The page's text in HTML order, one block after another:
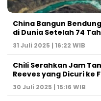
China Bangun
di Dunia Setelah 74
31 Juli 2025 | 16:22 WIB
Chili Serahkan Jam
Reeves yang Dicuri ke
30 Juli 2025 | 15:16 WIB